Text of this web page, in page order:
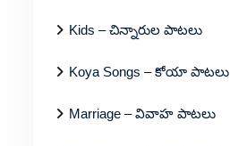
Kids – చిన్నారుల పాటలు
Koya Songs – కోయా పాటలు
Marriage – వివాహ పాటలు